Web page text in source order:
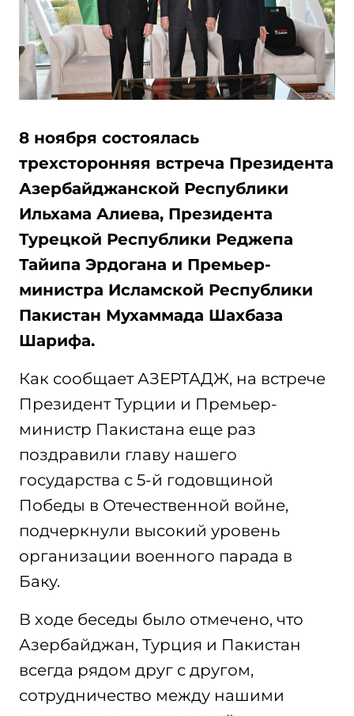
8 ноября состоялась
трехсторонняя встреча Президента
Азербайджанской Республики
Ильхама Алиева, Президента
Турецкой Республики Реджепа
Тайипа Эрдогана и Премьер-
министра Исламской Республики
Пакистан Мухаммада Шахбаза
Шарифа.
Как сообщает АЗЕРТАДЖ, на встрече
Президент Турции и Премьер-
министр Пакистана еще раз
поздравили главу нашего
государства с 5-й годовщиной
Победы в Отечественной войне,
подчеркнули высокий уровень
организации военного парада в
Баку.
В ходе беседы было отмечено, что
Азербайджан, Турция и Пакистан
всегда рядом друг с другом,
сотрудничество между нашими